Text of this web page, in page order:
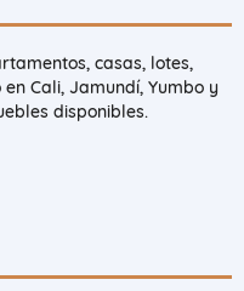
casas, lotes,
Cali, Jamundí, Yumbo y
disponibles.